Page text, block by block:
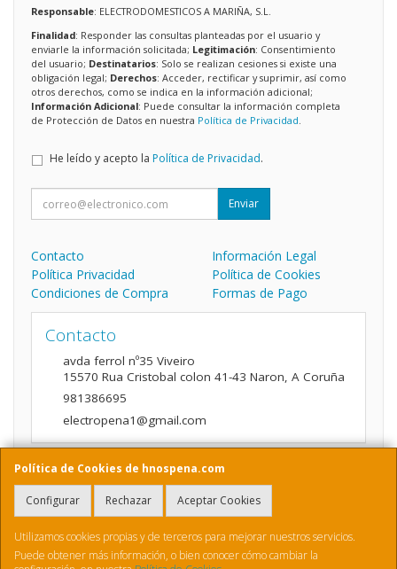
Política de Cookies de hnospena.com
Configurar Rechazar Aceptar Cookies
Utilizamos cookies propias y de terceros para mejorar nuestros servicios.
Puede obtener más información, o bien conocer cómo cambiar la
Responsable: ELECTRODOMESTICOS A MARIÑA, S.L.
Finalidad: Responder las consultas planteadas por el usuario y
enviarle la información solicitada; Legitimación: Consentimiento
del usuario; Destinatarios: Solo se realizan cesiones si existe una
obligación legal; Derechos: Acceder, rectificar y suprimir, así como
otros derechos, como se indica en la información adicional;
Información Adicional: Puede consultar la información completa
de Protección de Datos en nuestra Política de Privacidad
He leído y acepto la Política de Privacidad.
Enviar
Contacto
Información Legal
Política Privacidad
Política de Cookies
Condiciones de Compra
Formas de Pago
Contacto
avda ferrol nº35 Viveiro
15570 Rua Cristobal colon 41-43 Naron, A Coruña
981386695
electropena1@gmail.com
Horario
9:00 a 14:00 y de 16:00 A 20:00